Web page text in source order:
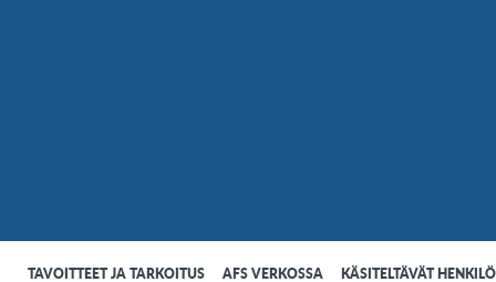
TAVOITTEET JA TARKOITUS AFS VERKOSSA KÄSITELTÄVÄT